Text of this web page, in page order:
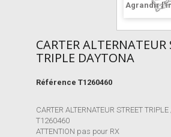
Agrandir
CARTER ALTERNATEUR
TRIPLE DAYTONA
Référence T1260460
CARTER ALTERNATEUR STREET
T1260460
ATTENTION pas pour RX